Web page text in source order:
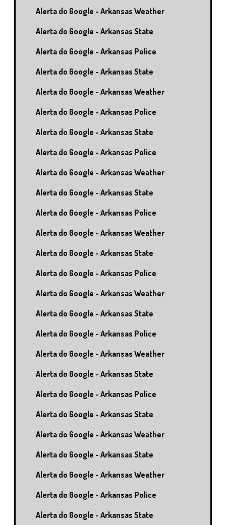
Alerta do Google - Arkansas Weather
Alerta do Google - Arkansas State
Alerta do Google - Arkansas Police
Alerta do Google - Arkansas State
Alerta do Google - Arkansas Weather
Alerta do Google - Arkansas Police
Alerta do Google - Arkansas State
Alerta do Google - Arkansas Police
Alerta do Google - Arkansas Weather
Alerta do Google - Arkansas State
Alerta do Google - Arkansas Police
Alerta do Google - Arkansas Weather
Alerta do Google - Arkansas State
Alerta do Google - Arkansas Police
Alerta do Google - Arkansas Weather
Alerta do Google - Arkansas State
Alerta do Google - Arkansas Police
Alerta do Google - Arkansas Weather
Alerta do Google - Arkansas State
Alerta do Google - Arkansas Police
Alerta do Google - Arkansas State
Alerta do Google - Arkansas Weather
Alerta do Google - Arkansas State
Alerta do Google - Arkansas Weather
Alerta do Google - Arkansas Police
Alerta do Google - Arkansas State